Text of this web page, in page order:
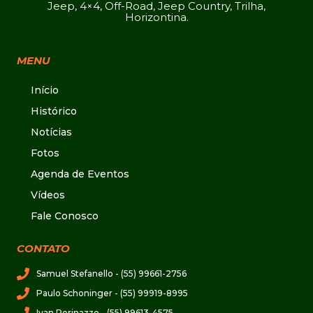
Jeep, 4×4, Off-Road, Jeep Country, Trilha,
Horizontina.
MENU
Início
Histórico
Notícias
Fotos
Agenda de Eventos
Vídeos
Fale Conosco
CONTATO
Samuel Stefanello - (55) 99661-2756
Paulo Schoninger - (55) 99919-8995